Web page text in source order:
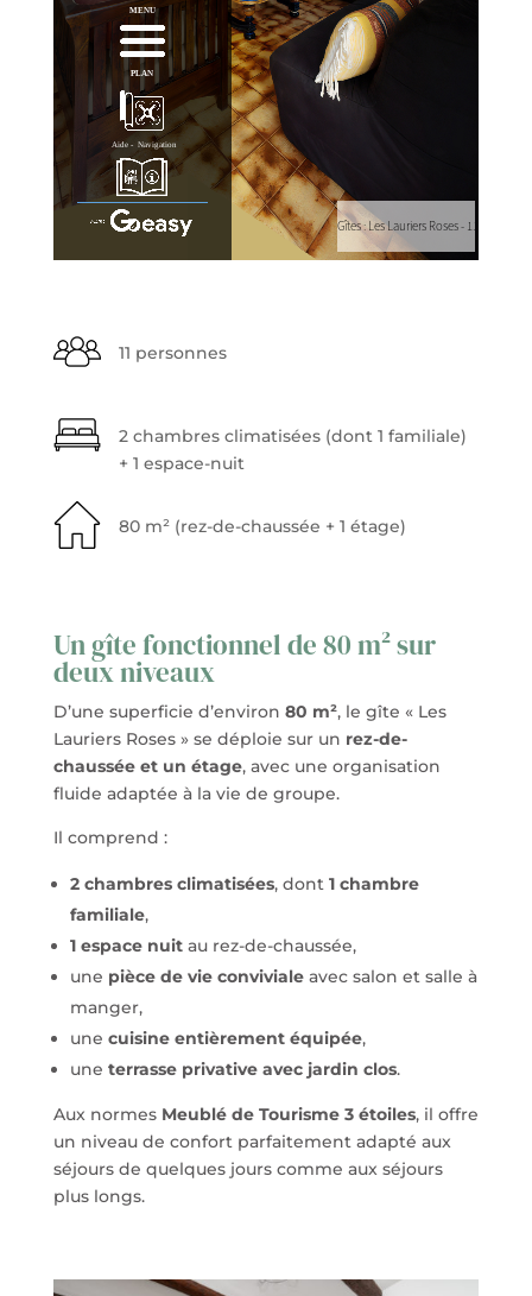
11 personnes
2 chambres climatisées (dont 1 familiale)
+ 1 espace-nuit
80 m² (rez-de-chaussée + 1 étage)
Un gîte fonctionnel de 80 m² sur
deux niveaux
D’une superficie d’environ 80 m², le gîte « Les
Lauriers Roses » se déploie sur un rez-de-
chaussée et un étage, avec une organisation
fluide adaptée à la vie de groupe.
Il comprend :
2 chambres climatisées, dont 1 chambre
familiale,
1 espace nuit au rez-de-chaussée,
une pièce de vie conviviale avec salon et salle à
manger,
une cuisine entièrement équipée,
une terrasse privative avec jardin clos.
Aux normes Meublé de Tourisme 3 étoiles, il offre
un niveau de confort parfaitement adapté aux
séjours de quelques jours comme aux séjours
plus longs.